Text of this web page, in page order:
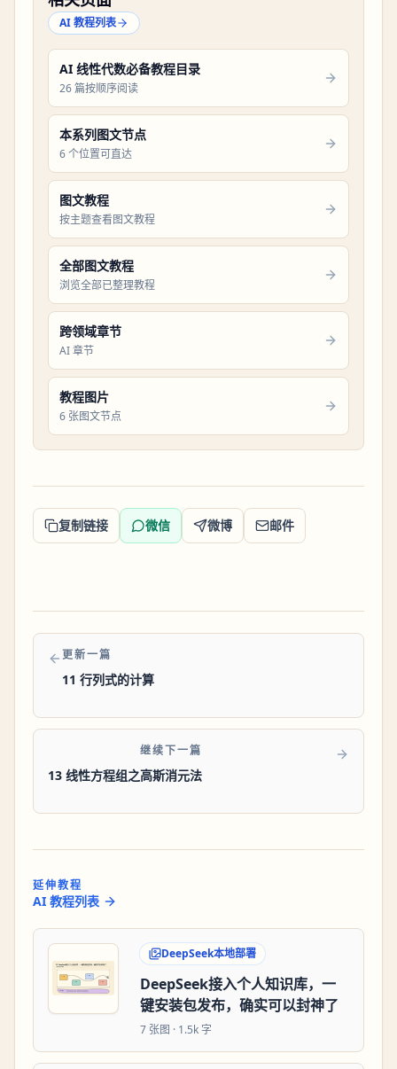
AI 教程列表
AI 线性代数必备教程目录
26 篇按顺序阅读
本系列图文节点
6 个位置可直达
图文教程
按主题查看图文教程
全部图文教程
浏览全部已整理教程
跨领域章节
AI 章节
教程图片
6 张图文节点
复制链接 微信 微博 邮件
更新一篇
11 行列式的计算
继续下一篇
13 线性方程组之高斯消元法
延伸教程
AI 教程列表
DeepSeek本地部署
DeepSeek接入个人知识库，一
键安装包发布，确实可以封神了
7 张图 · 1.5k 字